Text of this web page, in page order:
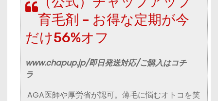
育毛剤 – お得な定期が今
だけ56%オフ‎
www.chapup.jp/即日発送対応/ご購入はコチ
ラ
AGA医師や厚労省が認可。薄毛に悩むオトコを笑